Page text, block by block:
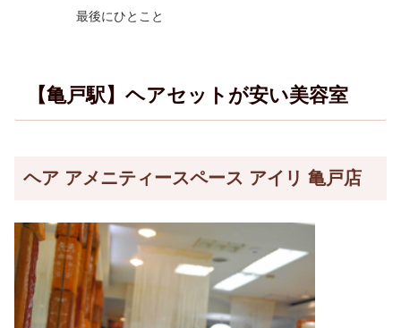
最後にひとこと
【亀戸駅】ヘアセットが安い美容室
ヘア アメニティースペース アイリ 亀戸店